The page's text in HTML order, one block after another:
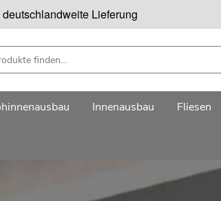
deutschlandweite Lieferung
Innenausbau Fliesen